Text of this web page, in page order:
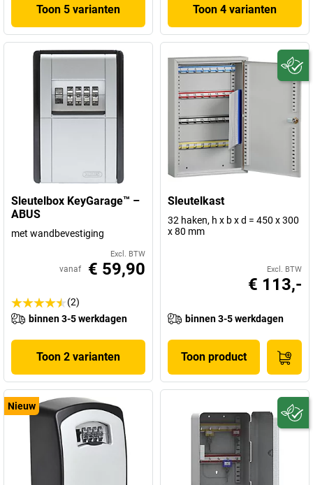
Toon 5 varianten Toon 4 varianten
Sleutelbox KeyGarage™ –
ABUS
met wandbevestiging
Excl. BTW
vanaf € 59,90
(2)
binnen 3-5 werkdagen
Toon 2 varianten
Sleutelkast
32 haken, h x b x d = 450 x 300
x 80 mm
Excl. BTW
€ 113,-
binnen 3-5 werkdagen
Toon product
Nieuw